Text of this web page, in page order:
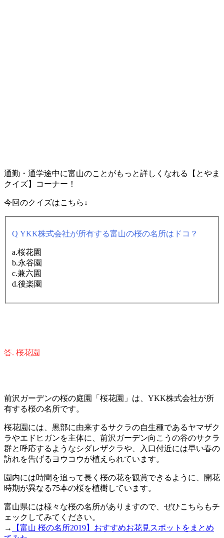
通勤・通学途中に富山のことがもっと詳しくなれる【とやま
クイズ】コーナー！
今回のクイズはこちら↓
Q YKK株式会社が所有する富山の桜の名所はドコ？
a.桜花園
b.永谷園
c.兼六園
d.後楽園
答. 桜花園
前沢ガーデンの桜の庭園「桜花園」は、YKK株式会社が所
有する桜の名所です。
桜花園には、黒部に由来するサクラの自生種であるヤマザク
ラやエドヒガンを主体に、前沢ガーデン向こうの谷のサクラ
群と呼応するようなシダレザクラや、入口付近には早い春の
訪れを告げるヨウコウが植えられています。
園内には時間を追って長く桜の花を観賞できるように、開花
時期が異なる75本の桜を植樹しています。
富山県には様々な桜の名所がありますので、ぜひこちらもチ
ェックしてみてください。
→
【富山 桜の名所2019】おすすめお花見スポットをまとめ